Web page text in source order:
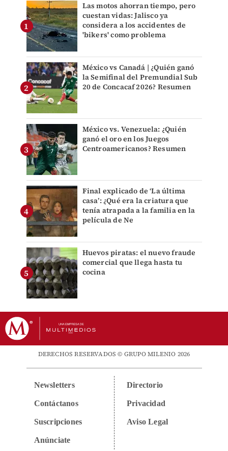
Las motos ahorran tiempo, pero
cuestan vidas: Jalisco ya
considera a los accidentes de
'bikers' como problema
México vs Canadá | ¿Quién ganó
la Semifinal del Premundial Sub
20 de Concacaf 2026? Resumen
México vs. Venezuela: ¿Quién
ganó el oro en los Juegos
Centroamericanos? Resumen
Final explicado de ‘La última
casa’: ¿Qué era la criatura que
tenía atrapada a la familia en la
película de Ne
Huevos piratas: el nuevo fraude
comercial que llega hasta tu
cocina
DERECHOS RESERVADOS © GRUPO MILENIO 2026
Newsletters
Contáctanos
Suscripciones
Anúnciate
Directorio
Privacidad
Aviso Legal